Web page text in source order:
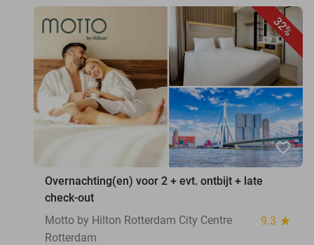
32%
favorite_border
Overnachting(en) voor 2 + evt. ontbijt + late
check-out
Motto by Hilton Rotterdam City Centre
9.3 star
Rotterdam